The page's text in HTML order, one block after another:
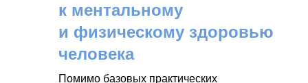
к ментальному
и физическому здоровью
человека
Помимо базовых практических